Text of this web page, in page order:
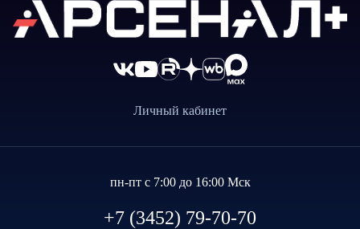
Личный кабинет
пн-пт с 7:00 до 16:00 Мск
+7 (3452) 79-70-70